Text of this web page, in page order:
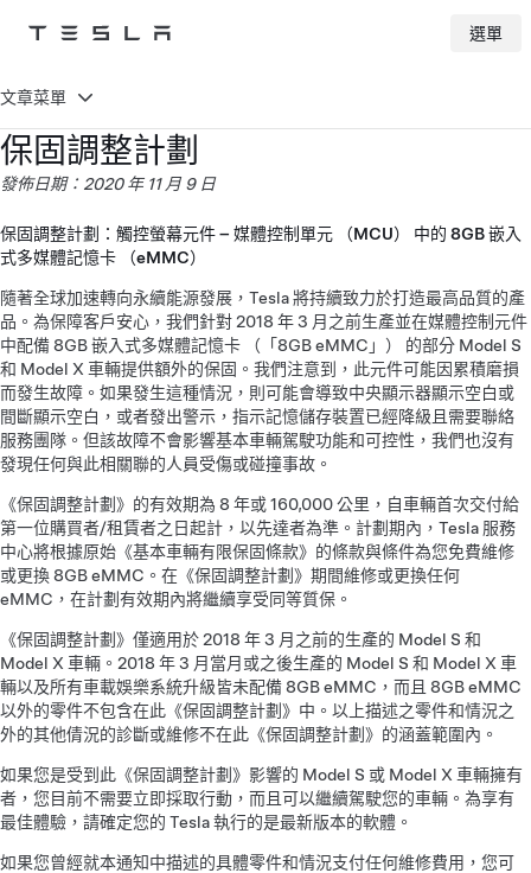
Tesla 選單
保固調整計劃
發佈日期：2020 年 11 月 9 日
保固調整計劃：觸控螢幕元件 – 媒體控制單元 （MCU） 中的 8GB 嵌入
式多媒體記憶卡 （eMMC）
隨著全球加速轉向永續能源發展，Tesla 將持續致力於打造最高品質的產
品。為保障客戶安心，我們針對 2018 年 3 月之前生產並在媒體控制元件
中配備 8GB 嵌入式多媒體記憶卡 （「8GB eMMC」） 的部分 Model S
和 Model X 車輛提供額外的保固。我們注意到，此元件可能因累積磨損
而發生故障。如果發生這種情況，則可能會導致中央顯示器顯示空白或
間斷顯示空白，或者發出警示，指示記憶儲存裝置已經降級且需要聯絡
服務團隊。但該故障不會影響基本車輛駕駛功能和可控性，我們也沒有
發現任何與此相關聯的人員受傷或碰撞事故。
《保固調整計劃》的有效期為 8 年或 160,000 公里，自車輛首次交付給
第一位購買者/租賃者之日起計，以先達者為準。計劃期內，Tesla 服務
中心將根據原始《基本車輛有限保固條款》的條款與條件為您免費維修
或更換 8GB eMMC。在《保固調整計劃》期間維修或更換任何
eMMC，在計劃有效期內將繼續享受同等質保。
《保固調整計劃》僅適用於 2018 年 3 月之前的生產的 Model S 和
Model X 車輛。2018 年 3 月當月或之後生產的 Model S 和 Model X 車
輛以及所有車載娛樂系統升級皆未配備 8GB eMMC，而且 8GB eMMC
以外的零件不包含在此《保固調整計劃》中。以上描述之零件和情況之
外的其他倩況的診斷或維修不在此《保固調整計劃》的涵蓋範圍內。
如果您是受到此《保固調整計劃》影響的 Model S 或 Model X 車輛擁有
者，您目前不需要立即採取行動，而且可以繼續駕駛您的車輛。為享有
最佳體驗，請確定您的 Tesla 執行的是最新版本的軟體。
如果您曾經就本通知中描述的具體零件和情況支付任何維修費用，您可
文章菜單